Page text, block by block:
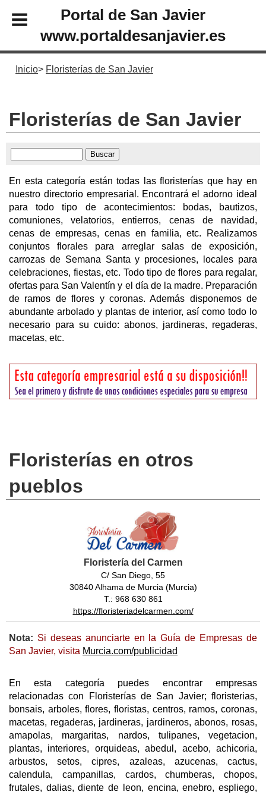
Portal de San Javier
www.portaldesanjavier.es
Inicio Floristerías de San Javier
Floristerías de San Javier
En esta categoría están todas las floristerías que hay en
nuestro directorio empresarial. Encontrará el adorno ideal
para todo tipo de acontecimientos: bodas, bautizos,
comuniones, velatorios, entierros, cenas de navidad,
cenas de empresas, cenas en familia, etc. Realizamos
conjuntos florales para arreglar salas de exposición,
carrozas de Semana Santa y procesiones, locales para
celebraciones, fiestas, etc. Todo tipo de flores para regalar,
ofertas para San Valentín y el día de la madre. Preparación
de ramos de flores y coronas. Además disponemos de
abundante arbolado y plantas de interior, así como todo lo
necesario para su cuido: abonos, jardineras, regaderas,
macetas, etc.
Floristerías en otros
pueblos
Floristería del Carmen
C/ San Diego, 55
30840 Alhama de Murcia (Murcia)
T.: 968 630 861
https://floristeriadelcarmen.com/
Nota: Si deseas anunciarte en la Guía de Empresas de
San Javier, visita Murcia.com/publicidad
En esta categoría puedes encontrar empresas
relacionadas con Floristerías de San Javier; floristerias,
bonsais, arboles, flores, floristas, centros, ramos, coronas,
macetas, regaderas, jardineras, jardineros, abonos, rosas,
amapolas, margaritas, nardos, tulipanes, vegetacion,
plantas, interiores, orquideas, abedul, acebo, achicoria,
arbustos, setos, cipres, azaleas, azucenas, cactus,
calendula, campanillas, cardos, chumberas, chopos,
frutales, dalias, diente de leon, encina, enebro, espliego,